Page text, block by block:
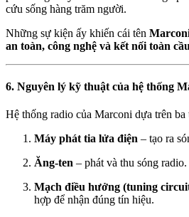
cứu sống hàng trăm người.
Những sự kiện ấy khiến cái tên
an toàn, công nghệ và kết nối toàn cầu
6. Nguyên lý kỹ thuật của hệ thống
Hệ thống radio của Marconi dựa trên ba
Máy phát tia lửa điện – tạo ra
Ăng-ten – phát và thu sóng radio.
Mạch điều hưởng (tuning
hợp để nhận đúng tín hiệu.